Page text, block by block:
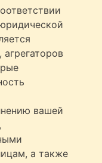
вашей
а также